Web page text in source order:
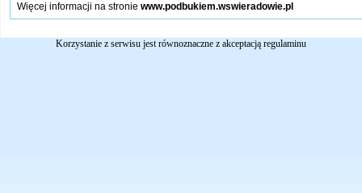
Więcej informacji na stronie www.podbukiem.wswieradowie.pl
Korzystanie z serwisu jest równoznaczne z akceptacją regulaminu